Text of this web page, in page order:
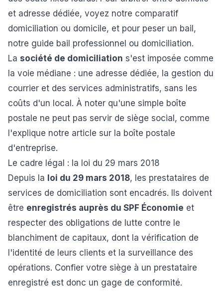
et adresse dédiée, voyez notre comparatif
domiciliation ou domicile, et pour peser un bail,
notre guide bail professionnel ou domiciliation.
La société de domiciliation s'est imposée comme
la voie médiane : une adresse dédiée, la gestion du
courrier et des services administratifs, sans les
coûts d'un local. À noter qu'une simple boîte
postale ne peut pas servir de siège social, comme
l'explique notre article sur la boîte postale
d'entreprise.
Le cadre légal : la loi du 29 mars 2018
Depuis la loi du 29 mars 2018, les prestataires de
services de domiciliation sont encadrés. Ils doivent
être enregistrés auprès du SPF Économie et
respecter des obligations de lutte contre le
blanchiment de capitaux, dont la vérification de
l'identité de leurs clients et la surveillance des
opérations. Confier votre siège à un prestataire
enregistré est donc un gage de conformité.